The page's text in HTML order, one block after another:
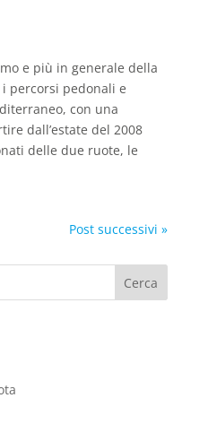
e più in generale della
percorsi pedonali e
con una
dall’estate del 2008
delle due ruote, le
Post successivi »